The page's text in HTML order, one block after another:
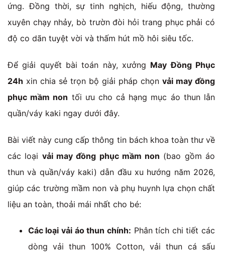
ứng. Đồng thời, sự tinh nghịch, hiếu động, thường
xuyên chạy nhảy, bò trườn đòi hỏi trang phục phải có
độ co dãn tuyệt vời và thấm hút mồ hôi siêu tốc.
Để giải quyết bài toán này, xưởng May Đồng Phục
24h xin chia sẻ trọn bộ giải pháp chọn vải may đồng
phục mầm non tối ưu cho cả hạng mục áo thun lẫn
quần/váy kaki ngay dưới đây.
Bài viết này cung cấp thông tin bách khoa toàn thư về
các loại vải may đồng phục mầm non (bao gồm áo
thun và quần/váy kaki) dẫn đầu xu hướng năm 2026,
giúp các trường mầm non và phụ huynh lựa chọn chất
liệu an toàn, thoải mái nhất cho bé:
Các loại vải áo thun chính: Phân tích chi tiết các
dòng vải thun 100% Cotton, vải thun cá sấu